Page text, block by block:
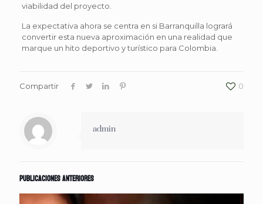
viabilidad del proyecto.
La expectativa ahora se centra en si Barranquilla logrará
convertir esta nueva aproximación en una realidad que
marque un hito deportivo y turístico para Colombia.
Compartir 0
admin
Publicaciones anteriores